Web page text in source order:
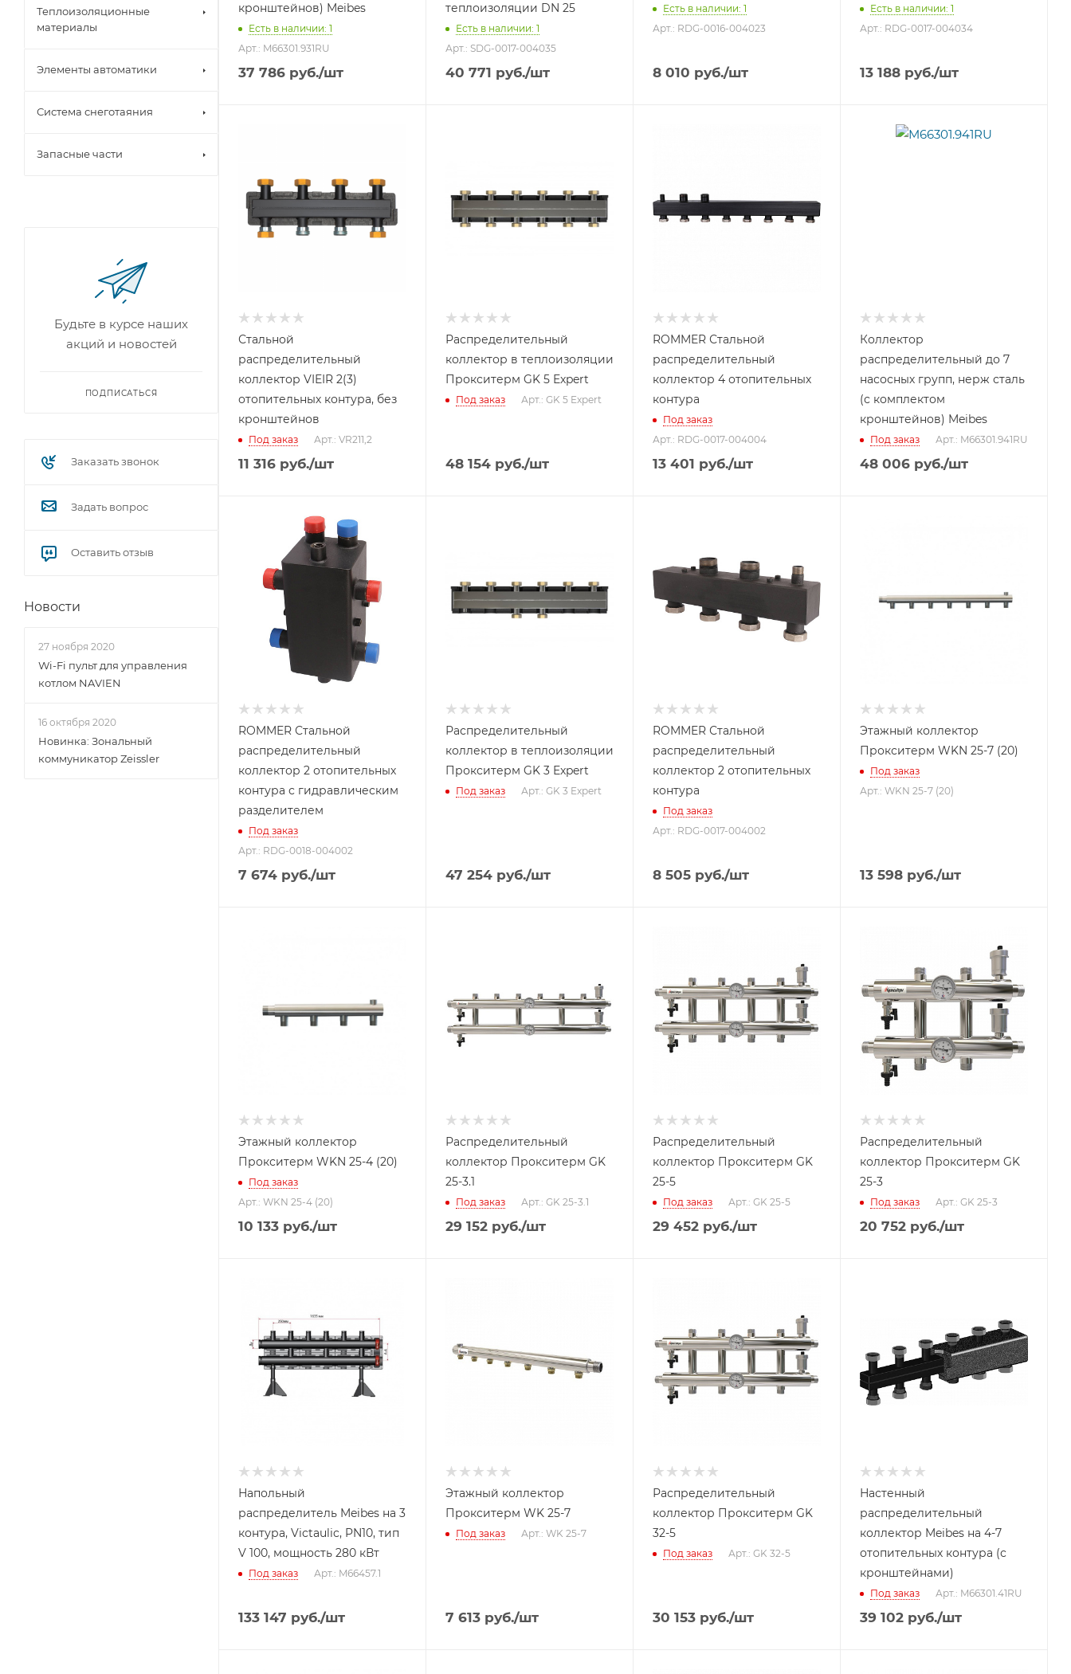
кронштейнов) Meibes
Есть в наличии: 1
Арт.: M66301.931RU
37 786 руб./шт
теплоизоляции DN 25
Есть в наличии: 1
Арт.: SDG-0017-004035
40 771 руб./шт
Есть в наличии: 1
Арт.: RDG-0016-004023
8 010 руб./шт
Есть в наличии: 1
Арт.: RDG-0017-004034
13 188 руб./шт
Стальной
распределительный
коллектор VIEIR 2(3)
отопительных контура, без
кронштейнов
Под заказ Арт.: VR211,2
11 316 руб./шт
Распределительный
коллектор в теплоизоляции
Прокситерм GK 5 Expert
Под заказ Арт.: GK 5 Expert
48 154 руб./шт
ROMMER Стальной
распределительный
коллектор 4 отопительных
контура
Под заказ
Арт.: RDG-0017-004004
13 401 руб./шт
Коллектор
распределительный до 7
насосных групп, нерж сталь
(с комплектом
кронштейнов) Meibes
Под заказ Арт.: M66301.941RU
48 006 руб./шт
ROMMER Стальной
распределительный
коллектор 2 отопительных
контура с гидравлическим
разделителем
Под заказ
Арт.: RDG-0018-004002
7 674 руб./шт
Распределительный
коллектор в теплоизоляции
Прокситерм GK 3 Expert
Под заказ Арт.: GK 3 Expert
47 254 руб./шт
ROMMER Стальной
распределительный
коллектор 2 отопительных
контура
Под заказ
Арт.: RDG-0017-004002
8 505 руб./шт
Этажный коллектор
Прокситерм WKN 25-7 (20)
Под заказ
Арт.: WKN 25-7 (20)
13 598 руб./шт
Этажный коллектор
Прокситерм WKN 25-4 (20)
Под заказ
Арт.: WKN 25-4 (20)
10 133 руб./шт
Распределительный
коллектор Прокситерм GK
25-3.1
Под заказ Арт.: GK 25-3.1
29 152 руб./шт
Распределительный
коллектор Прокситерм GK
25-5
Под заказ Арт.: GK 25-5
29 452 руб./шт
Распределительный
коллектор Прокситерм GK
25-3
Под заказ Арт.: GK 25-3
20 752 руб./шт
Напольный
распределитель Meibes на 3
контура, Victaulic, PN10, тип
V 100, мощность 280 кВт
Под заказ Арт.: M66457.1
133 147 руб./шт
Этажный коллектор
Прокситерм WK 25-7
Под заказ Арт.: WK 25-7
7 613 руб./шт
Распределительный
коллектор Прокситерм GK
32-5
Под заказ Арт.: GK 32-5
30 153 руб./шт
Настенный
распределительный
коллектор Meibes на 4-7
отопительных контура (с
кронштейнами)
Под заказ Арт.: M66301.41RU
39 102 руб./шт
Теплоизоляционные
материалы
Элементы автоматики
Система снеготаяния
Запасные части
Будьте в курсе наших
акций и новостей
ПОДПИСАТЬСЯ
Заказать звонок
Задать вопрос
Оставить отзыв
Новости
27 ноября 2020
Wi-Fi пульт для управления
котлом NAVIEN
16 октября 2020
Новинка: Зональный
коммуникатор Zeissler